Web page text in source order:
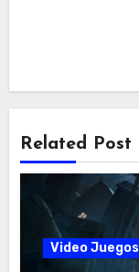
Related Post
Video Juegos